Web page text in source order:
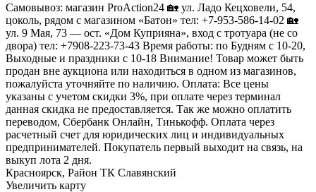
Самовывоз: магазин ProAction24 🏡 ул. Ладо Кецховели, 54,
цоколь, рядом с магазином «Батон» тел: +7-953-586-14-02 🏡
ул. 9 Мая, 73 — ост. «Дом Куприяна», вход с тротуара (не со
двора) тел: +7908-223-73-43 Время работы: по Будням с 10-20,
Выходные и праздники с 10-18 Внимание! Товар может быть
продан вне аукциона или находиться в одном из магазинов,
пожалуйста уточняйте по наличию. Оплата: Все цены
указаны с учетом скидки 3%, при оплате через терминал
данная скидка не предоставляется. Так же можно оплатить
переводом, Сбербанк Онлайн, Тинькофф. Оплата через
расчетный счет для юридических лиц и индивидуальных
предпринимателей. Покупатель первый выходит на связь, на
выкуп лота 2 дня.
Красноярск, Район ТК Славянский
Увеличить карту